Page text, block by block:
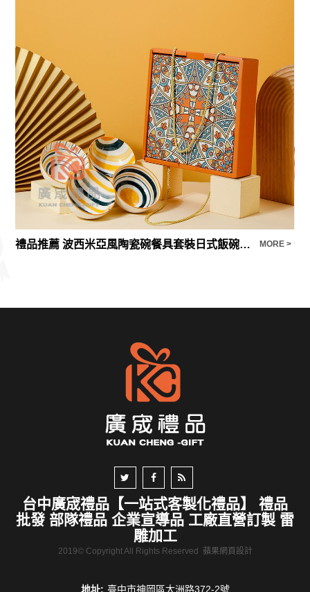
禮品推薦 波西米亞風陶瓷碗餐具套裝日式飯碗禮盒裝禮品套碗活動伴手禮 MORE > 便
台中廣宬禮品【一站式客製化禮品】 禮品
批發 部隊禮品 企業宣導品 工廠直營訂製 雷
雕加工
2019© Copyright All Rights Reserved 蘋果網頁設計
地址: 臺中市神岡區大洲路372-2號